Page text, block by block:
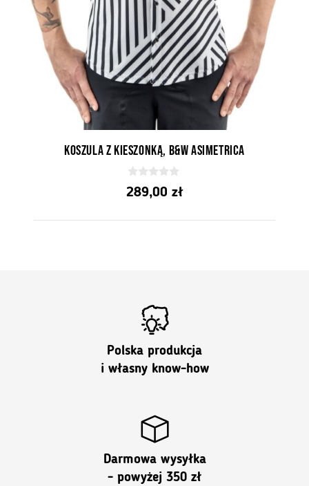
Koszula z kieszonką, B&W Asimetrica
0
z
289,00 zł
Polska produkcja
i własny know-how
Darmowa wysyłka
- powyżej 350 zł